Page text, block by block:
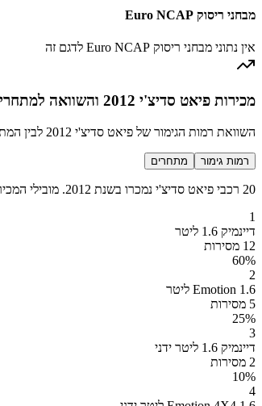
מבחני ריסוק Euro NCAP
אין נתוני מבחני ריסוק Euro NCAP לדגם זה
מכירות פיאט סדיצ'י 2012 והשוואה למתחרים
השוואת רמות הגימור של פיאט סדיצ'י 2012 לבין המתחרים הבולטים בקטגוריה משפחתית
רמות גימור מתחרים
20 רכבי פיאט סדיצ'י נמכרו בשנת 2012. מובילי המכירות הם: דיינמיק 1.6 ליטר (12 מכירות), Emotion 1.6 ליטר (5 מכירות), דיינמיק 1.6 ליטר ידני (2 מכירות), Emotion 4X4 1.6 ליטר ידני (1 מכירות).
1
דיינמיק 1.6 ליטר
12 מסירות
60%
2
Emotion 1.6 ליטר
5 מסירות
25%
3
דיינמיק 1.6 ליטר ידני
2 מסירות
10%
4